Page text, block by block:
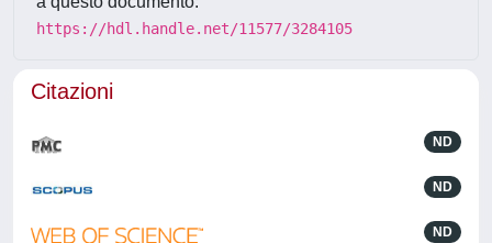
https://hdl.handle.net/11577/3284105
Citazioni
ND
ND
ND